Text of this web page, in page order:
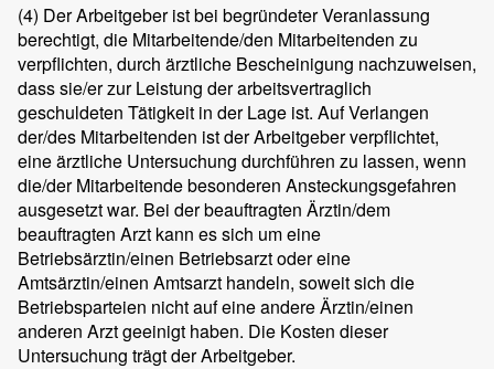
(4) Der Arbeitgeber ist bei begründeter Veranlassung
berechtigt, die Mitarbeitende/den Mitarbeitenden zu
verpflichten, durch ärztliche Bescheinigung nachzuweisen,
dass sie/er zur Leistung der arbeitsvertraglich
geschuldeten Tätigkeit in der Lage ist. Auf Verlangen
der/des Mitarbeitenden ist der Arbeitgeber verpflichtet,
eine ärztliche Untersuchung durchführen zu lassen, wenn
die/der Mitarbeitende besonderen Ansteckungsgefahren
ausgesetzt war. Bei der beauftragten Ärztin/dem
beauftragten Arzt kann es sich um eine
Betriebsärztin/einen Betriebsarzt oder eine
Amtsärztin/einen Amtsarzt handeln, soweit sich die
Betriebsparteien nicht auf eine andere Ärztin/einen
anderen Arzt geeinigt haben. Die Kosten dieser
Untersuchung trägt der Arbeitgeber.